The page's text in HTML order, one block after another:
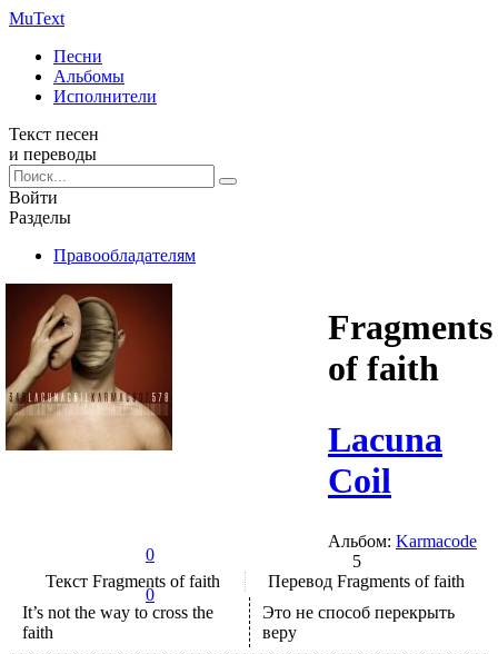
MuText
Песни
Альбомы
Исполнители
Текст песен
и переводы
Войти
Разделы
Правообладателям
0
0
Fragments
of faith
Lacuna
Coil
Альбом: Karmacode
5
ТекстFragments of faith ПереводFragments of faith
It’s not the way to cross the
faith
Это не способ перекрыть
веру